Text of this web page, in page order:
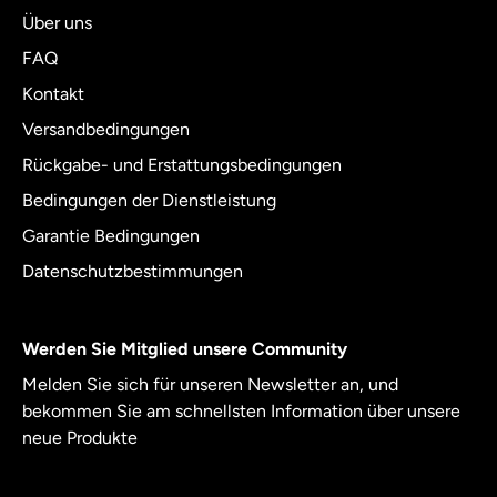
Über uns
FAQ
Kontakt
Versandbedingungen
Rückgabe- und Erstattungsbedingungen
Bedingungen der Dienstleistung
Garantie Bedingungen
Datenschutzbestimmungen
Werden Sie Mitglied unsere Community
Melden Sie sich für unseren Newsletter an, und
bekommen Sie am schnellsten Information über unsere
neue Produkte